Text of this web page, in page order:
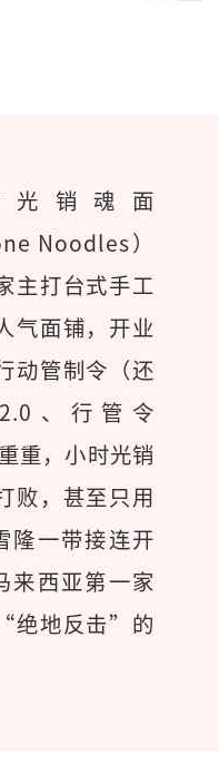
销魂面
Noodles）
主打台式手工
气面铺，开业
动管制令（还
、行管令
重，小时光销
败，甚至只用
隆一带接连开
来西亚第一家
绝地反击”的